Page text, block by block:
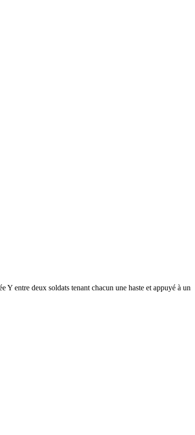
entre deux soldats tenant chacun une haste et appuyé à un